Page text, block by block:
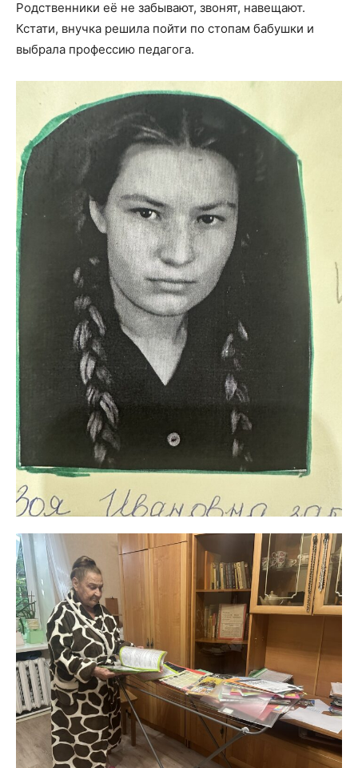
Родственники её не забывают, звонят, навещают.
Кстати, внучка решила пойти по стопам бабушки и
выбрала профессию педагога.